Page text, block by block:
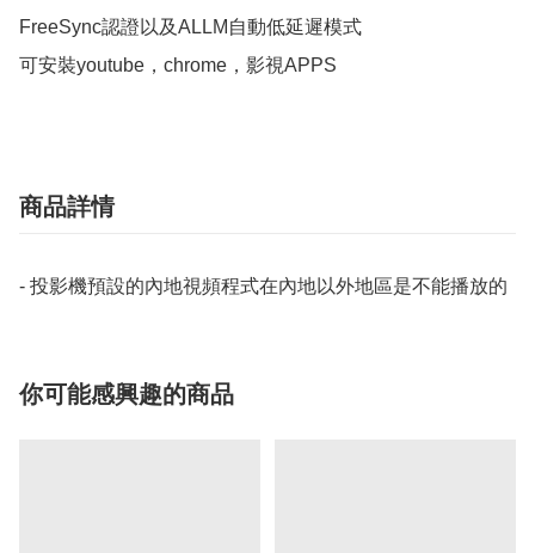
FreeSync認證以及ALLM自動低延遲模式
可安裝youtube，chrome，影視APPS
商品詳情
- 投影機預設的內地視頻程式在內地以外地區是不能播放的
你可能感興趣的商品